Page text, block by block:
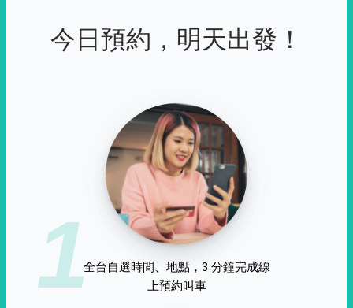
今日預約，明天出發！
1全台自選時間、地點，3 分鐘完成線
上預約叫車